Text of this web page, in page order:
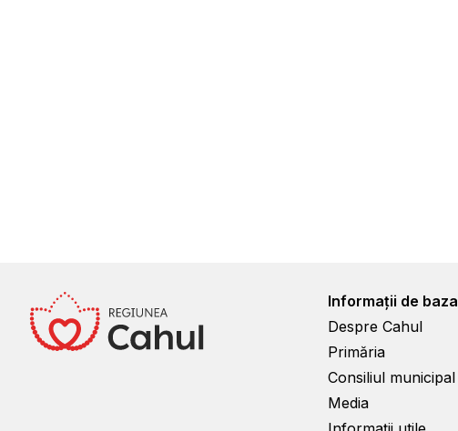
Informații de baza
Despre Cahul
Primăria
Consiliul municipal
Media